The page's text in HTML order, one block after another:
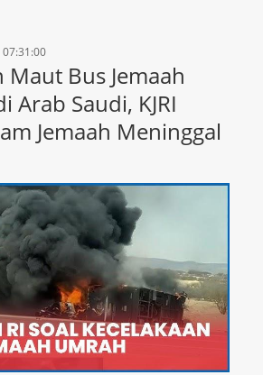
Maut Bus Jemaah
Arab Saudi, KJRI
Jemaah Meninggal